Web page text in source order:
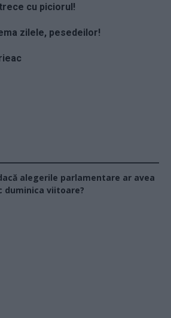
cu piciorul!
zilele, pesedeilor!
alegerile parlamentare ar avea
duminica viitoare?